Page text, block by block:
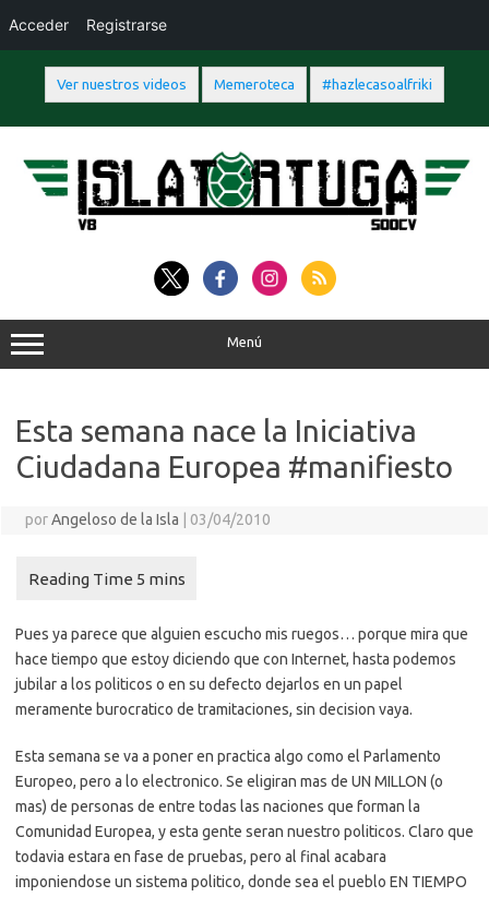
Ver nuestros videos Memeroteca #hazlecasoalfriki
contenido
Menú
Esta semana nace la Iniciativa
Ciudadana Europea #manifiesto
porAngeloso de la Isla 03/04/2010
Pues ya parece que alguien escucho mis ruegos… porque mira que
hace tiempo que estoy diciendo que con Internet, hasta podemos
jubilar a los politicos o en su defecto dejarlos en un papel
meramente burocratico de tramitaciones, sin decision vaya.
Esta semana se va a poner en practica algo como el Parlamento
Europeo, pero a lo electronico. Se eligiran mas de UN MILLON (o
mas) de personas de entre todas las naciones que forman la
Comunidad Europea, y esta gente seran nuestro politicos. Claro que
todavia estara en fase de pruebas, pero al final acabara
imponiendose un sistema politico, donde sea el pueblo EN TIEMPO
Acceder Registrarse